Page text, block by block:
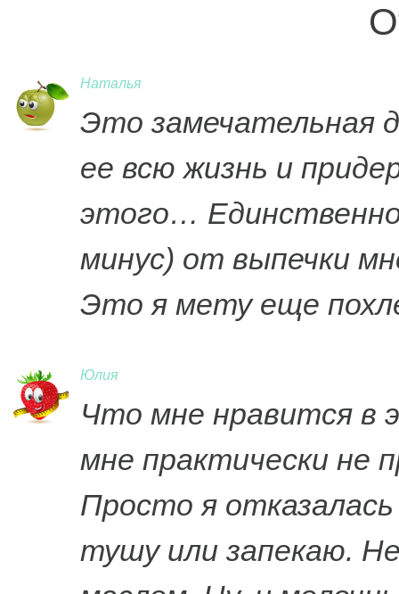
Наталья
Это замечательная
ее всю жизнь и
этого…
минус) от выпечки
Это я мету еще
Юлия
Что мне нравится в
мне практически не
Просто я
тушу или запекаю.